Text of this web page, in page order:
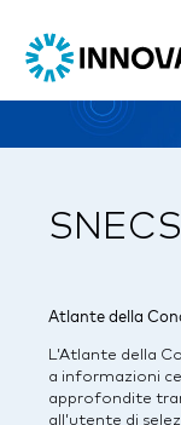
SNECS
Atlante della
L’Atlante della
a informazioni
approfondite
all’utente di